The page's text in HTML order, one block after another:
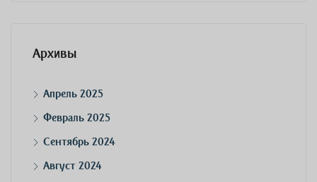
Архивы
Апрель 2025
Февраль 2025
Сентябрь 2024
Август 2024